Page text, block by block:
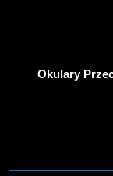
Okulary